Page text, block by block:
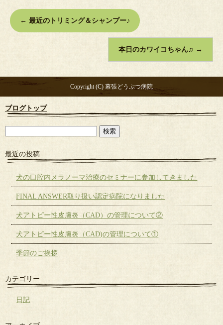
← 最近のトリミング＆シャンプー♪
本日のカワイコちゃん♫ →
Copyright (C) 幕張どうぶつ病院
ブログトップ
最近の投稿
犬の口腔内メラノーマ治療のセミナーに参加してきました
FINAL ANSWER取り扱い認定病院になりました
犬アトピー性皮膚炎（CAD）の管理について②
犬アトピー性皮膚炎（CAD)の管理について①
季節のご挨拶
カテゴリー
日記